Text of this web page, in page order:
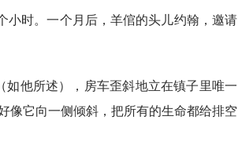
小时。一个月后，羊倌的头儿约翰，邀请
如他所述），房车歪斜地立在镇子里唯一
像它向一侧倾斜，把所有的生命都给排空